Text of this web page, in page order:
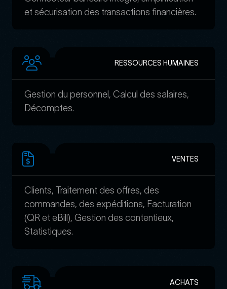
et sécurisation des transactions financières.
RESSOURCES HUMAINES
Gestion du personnel, Calcul des salaires,
Décomptes.
VENTES
Clients, Traitement des offres, des
commandes, des expéditions, Facturation
(QR et eBill), Gestion des contentieux,
Statistiques.
ACHATS